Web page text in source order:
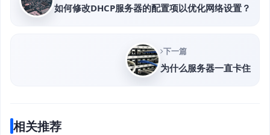
如何修改DHCP服务器的配置项以优化网络设置？
下一篇
为什么服务器一直卡住
相关推荐